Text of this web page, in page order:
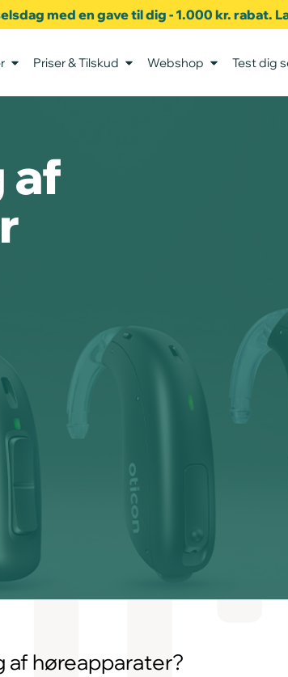
med en gave til dig - 1.000 kr. rabat.
Priser & Tilskud Webshop Test dig
af
høreapparater?